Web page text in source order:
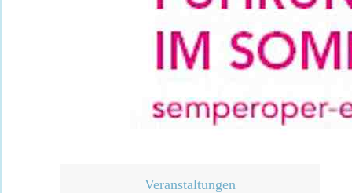
Veranstaltungen